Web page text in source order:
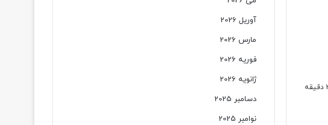
آوریل 2026
مارس 2026
فوریه 2026
ژانویه 2026
دسامبر 2025
نوامبر 2025